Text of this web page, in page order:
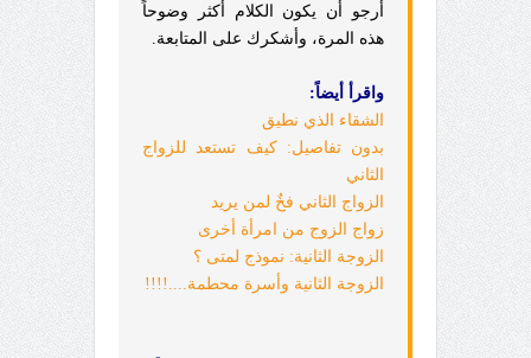
أرجو أن يكون الكلام أكثر وضوحاً
هذه المرة، وأشكرك على المتابعة.
واقرأ أيضاً:
الشقاء الذي نطيق
بدون تفاصيل: كيف تستعد للزواج
الثاني
الزواج الثاني فخٌ لمن يريد
زواج الزوج من امرأة أخرى
الزوجة الثانية: نموذج لمتى ؟
الزوجة الثانية وأسرة محطمة....!!!!